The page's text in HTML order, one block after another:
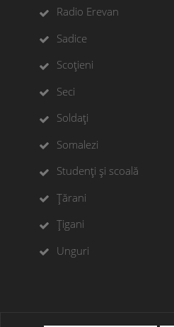
Radio Erevan
Sadice
Scoțieni
Seci
Soldați
Somalezi
Studenți și scoală
Țărani
Țigani
Unguri